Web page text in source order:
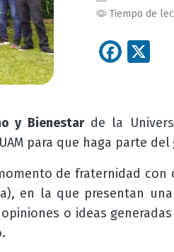
Tiempo de
y Bienestarde la
para que haga parte del
de fraternidad
en la que presentan
o ideas